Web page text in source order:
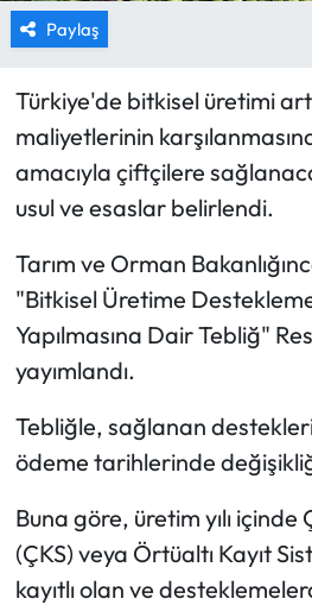
Paylaş
Türkiye'de bitkisel üretimi
maliyetlerinin
amacıyla çiftçilere
usul ve esaslar belirlendi.
Tarım ve Orman
"Bitkisel Üretime
Yapılmasına Dair Tebliğ"
yayımlandı.
Tebliğle, sağlanan
ödeme tarihlerinde
Buna göre, üretim yılı içinde
(ÇKS) veya Örtüaltı Kayıt
kayıtlı olan ve
HABER İLAN